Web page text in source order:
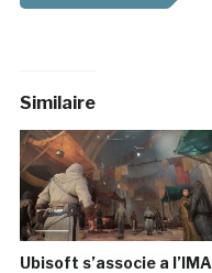
Similaire
Ubisoft s’associe a l’IMA